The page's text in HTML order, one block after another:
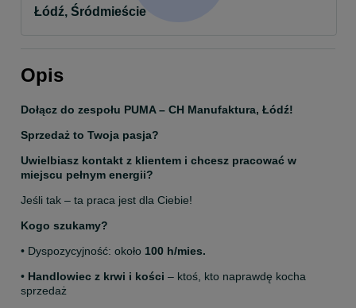
Łódź, Śródmieście
Opis
Dołącz do zespołu PUMA – CH Manufaktura, Łódź!
Sprzedaż to Twoja pasja?
Uwielbiasz kontakt z klientem i chcesz pracować w
miejscu pełnym energii?
Jeśli tak – ta praca jest dla Ciebie!
Kogo szukamy?
• Dyspozycyjność: około 100 h/mies.
• Handlowiec z krwi i kości – ktoś, kto naprawdę kocha
sprzedaż